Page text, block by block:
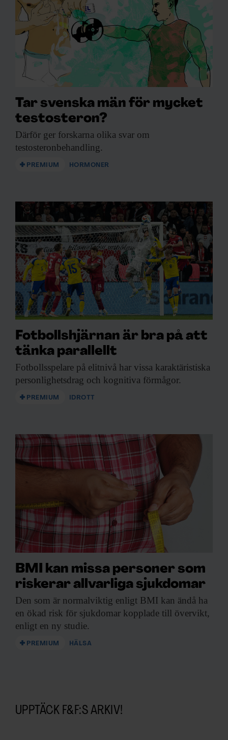
Tar svenska män för mycket
testosteron?
Därför ger forskarna olika svar om
testosteronbehandling.
PREMIUM HORMONER
Fotbollshjärnan är bra på att
tänka parallellt
Fotbollsspelare på elitnivå har vissa karaktäristiska
personlighetsdrag och kognitiva förmågor.
PREMIUM IDROTT
BMI kan missa personer som
riskerar allvarliga sjukdomar
Den som är normalviktig enligt BMI kan ändå ha
en ökad risk för sjukdomar kopplade till övervikt,
enligt en ny studie.
PREMIUM HÄLSA
UPPTÄCK F&F:S ARKIV!